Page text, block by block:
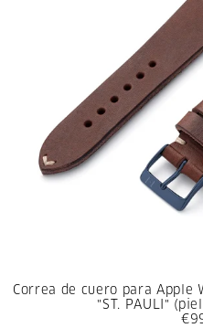
Correa de cuero para Apple
"ST. PAULI"